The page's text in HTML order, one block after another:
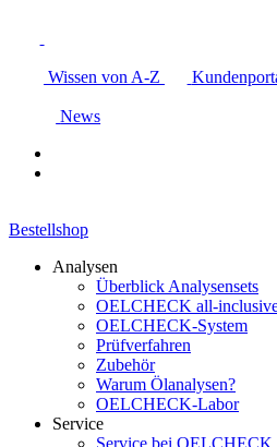
Wissen von A-Z
News
Bestellshop
Analysen
Überblick Analysensets
OELCHECK all-
OELCHECK-System
Prüfverfahren
Zubehör
Warum Ölanalysen?
OELCHECK-Labor
Service
Service bei OELCHECK